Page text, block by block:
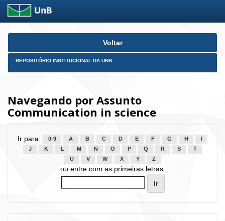
Skip
Voltar
REPOSITÓRIO INSTITUCIONAL DA UNB
Navegando por Assunto
Communication in science
Ir para: 0-9 A B C D E F G H
J
K L M N O P Q R S
T
U
V W X Y Z
ou entre com as primeiras letras: